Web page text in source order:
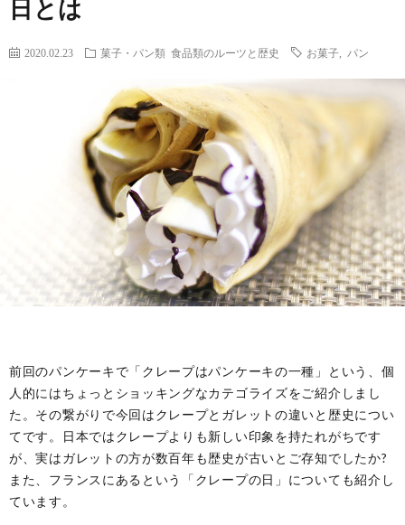
と
歴
の
風
由
や
意
日とは
2020.02.23 菓子・パン類 食品類のルーツと歴史 お菓子 パン
前回のパンケーキで「クレープはパンケーキの一種」という、個
人的にはちょっとショッキングなカテゴライズをご紹介しまし
た。その繋がりで今回はクレープとガレットの違いと歴史につい
てです。日本ではクレープよりも新しい印象を持たれがちです
が、実はガレットの方が数百年も歴史が古いとご存知でしたか?
また、フランスにあるという「クレープの日」についても紹介し
ています。